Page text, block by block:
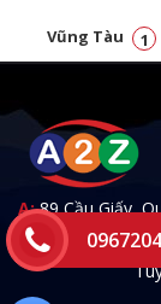
Vũng Tàu 1
A:89 Cầu Giấy,
T: 0967.204.888 -